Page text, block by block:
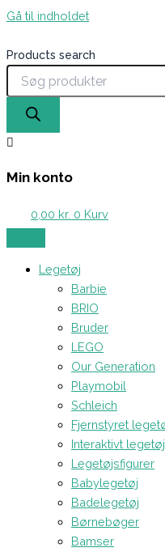
Gå til indholdet
Products search
Min konto
0,00 kr. 0 Kurv
Legetøj
Barbie
BRIO
Bruder
LEGO
Our Generation
Playmobil
Schleich
Fjernstyret
Interaktivt legetøj
Legetøjsfigurer
Babylegetøj
Badelegetøj
Børnebøger
Bamser